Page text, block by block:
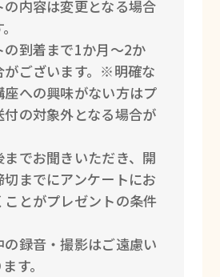
内容は変更となる場合
到着まで1か月～2か
がございます。※明確な
への興味がない方はプ
付の対象外となる場合が
でお聞きいただき、開
までにアンケートにお
とがプレゼントの条件
録音・撮影はご遠慮い
す。